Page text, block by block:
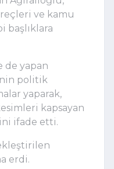
ve kamu
başlıklara
de yapan
politik
yaparak,
kapsayan
ifade etti.
erdi.